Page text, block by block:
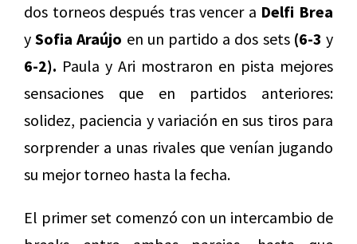
dos torneos después tras vencer a Delfi Brea
ySofia Araújo en un partido a dos sets (6-3 y
6-2). Paula y Ari mostraron en pista mejores
sensaciones que en partidos anteriores:
solidez, paciencia y variación en sus tiros para
sorprender a unas rivales que venían jugando
su mejor torneo hasta la fecha.
El primer set comenzó con un intercambio de